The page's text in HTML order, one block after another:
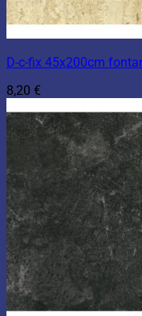
D-c-fix 45x200cm
8,20 €